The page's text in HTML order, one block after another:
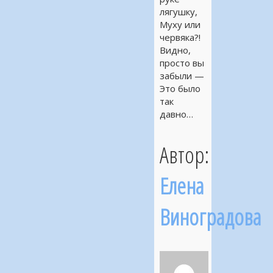
лягушку,
Муху или
червяка?!
Видно,
просто вы
забыли —
Это было
так
давно…
Автор:
Елена
Виноградова